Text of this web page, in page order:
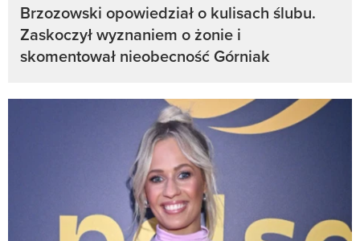
Brzozowski opowiedział o kulisach ślubu.
Zaskoczył wyznaniem o żonie i
skomentował nieobecność Górniak